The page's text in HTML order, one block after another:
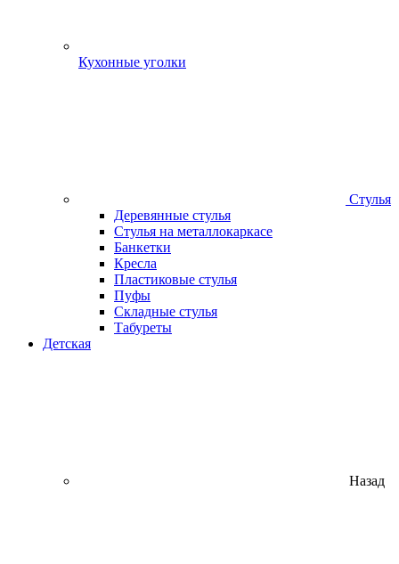
Кухонные уголки
Стулья
Деревянные стулья
Стулья на металлокаркасе
Банкетки
Кресла
Пластиковые стулья
Пуфы
Складные стулья
Табуреты
Детская
Назад